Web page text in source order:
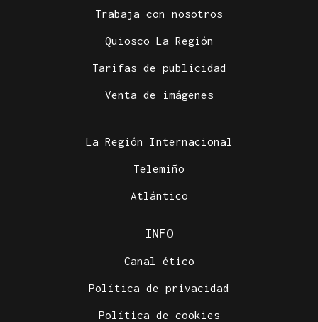
Trabaja con nosotros
Quiosco La Región
Tarifas de publicidad
Venta de imágenes
La Región Internacional
Telemiño
Atlántico
INFO
Canal ético
Política de privacidad
Política de cookies